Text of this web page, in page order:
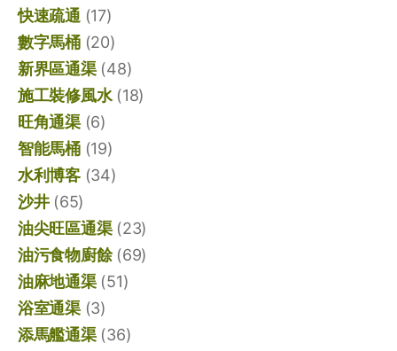
快速疏通(17)
數字馬桶(20)
新界區通渠(48)
施工裝修風水(18)
旺角通渠(6)
智能馬桶(19)
水利博客(34)
沙井(65)
油尖旺區通渠(23)
油污食物廚餘(69)
油麻地通渠(51)
浴室通渠(3)
添馬艦通渠(36)